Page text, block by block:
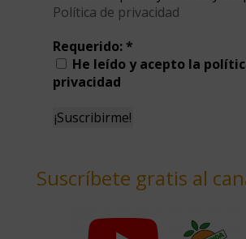
Política de privacidad
Requerido:*
He leído y acepto la
privacidad
Suscríbete gratis al